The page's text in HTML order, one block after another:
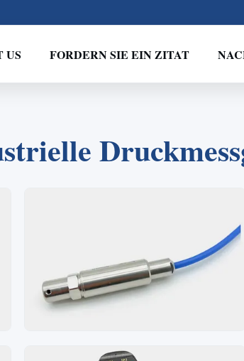
US FORDERN SIE EIN ZITAT
2 4